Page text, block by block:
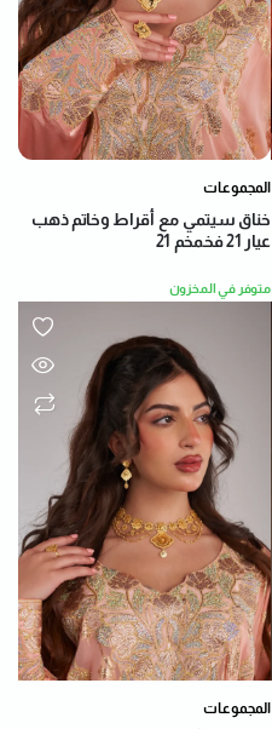
المجموعات
خناق سيتمي مع أقراط وخاتم ذهب
عيار 21 فخمخم 21
متوفر في المخزون
المجموعات